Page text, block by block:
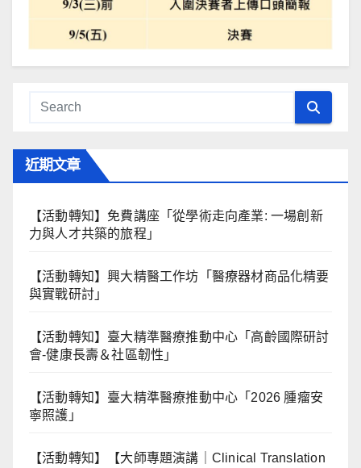
近期文章
【活動轉知】免費講座「從學術走向產業: ⼀場創新
力與⼈才共築的旅程」
【活動轉知】興大精醫工作坊「醫療器材商品化精要
與實戰研討」
【活動轉知】臺大精準醫療推動中心「高齡國際研討
會-健康長壽＆社區韌性」
【活動轉知】臺大精準醫療推動中心「2026 腫瘤安
寧照護」
【活動轉知】【大師專題演講｜Clinical Translation